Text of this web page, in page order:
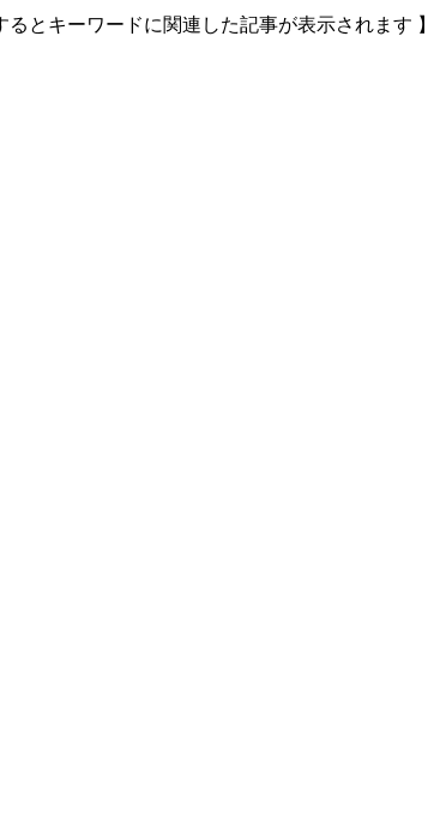
とキーワードに関連した記事が表示されます 】